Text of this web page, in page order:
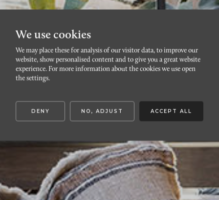
Bevakning av bostäder
We use cookies
We may place these for analysis of our visitor data, to improve our
website, show personalised content and to give you a great website
experience. For more information about the cookies we use open
the settings.
DENY NO, ADJUST ACCEPT ALL